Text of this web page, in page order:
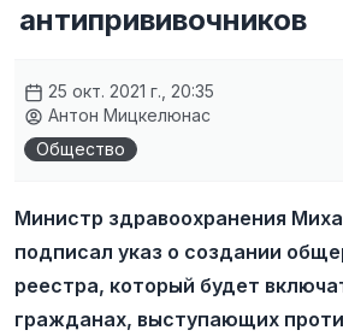
антипрививочников
25 окт. 2021 г., 20:35
Антон Мицкелюнас
Общество
Министр здравоохранения
подписал указ о создании
реестра, который будет
гражданах, выступающих